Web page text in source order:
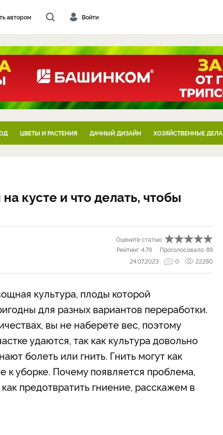
автором Войти
ЦВЕТЫ И РАСТЕНИЯ ДАЧНЫЙ ДИЗАЙН ХОЗЯЙСТВЕННЫЕ ДЕЛА
кусте и что делать, чтобы
Оцените статью:
Рейтинг:4.79 Проголосовало:89
24.07.2023
0 22280
культура, плоды которой
для разных вариантов переработки.
вы не наберете вес, поэтому
удаются, так как культура довольно
болеть или гнить. Гнить могут как
к уборке. Почему появляется проблема,
предотвратить гниение, расскажем в